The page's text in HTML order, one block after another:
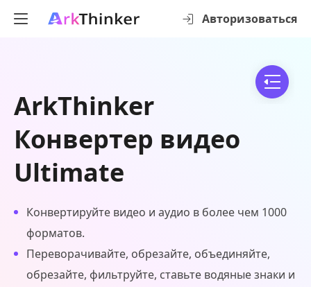
Авторизоваться
ArkThinker
Конвертер видео
Ultimate
Конвертируйте видео и аудио в более чем 1000
форматов.
Переворачивайте, обрезайте, объединяйте,
обрезайте, фильтруйте, ставьте водяные знаки и